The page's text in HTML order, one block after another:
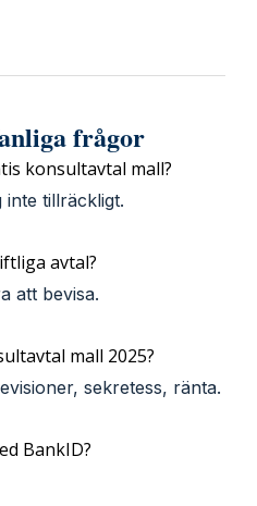
frågor
konsultavtal mall?
inte tillräckligt.
avtal?
att bevisa.
mall 2025?
sekretess, ränta.
BankID?